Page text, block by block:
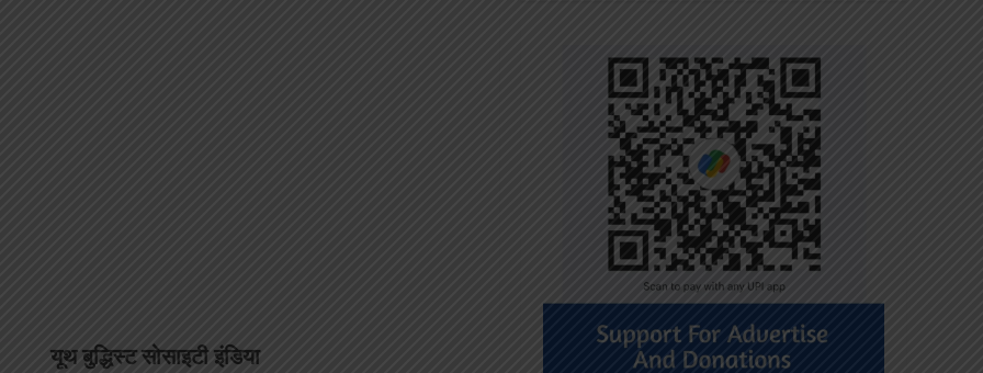
यूथ बुद्धिस्ट सोसाइटी इंडिया